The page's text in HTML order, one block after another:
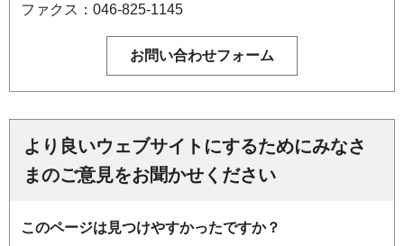
ファクス：046-825-1145
より良いウェブサイトにするためにみなさ
まのご意見をお聞かせください
このページは見つけやすかったですか？